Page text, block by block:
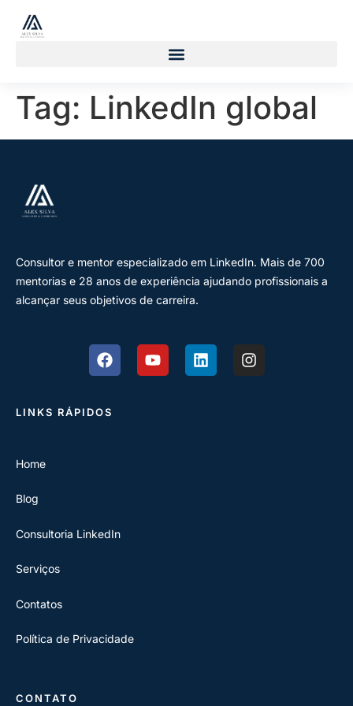
Tag: LinkedIn global
Consultor e mentor especializado em LinkedIn. Mais de 700
mentorias e 28 anos de experiência ajudando profissionais a
alcançar seus objetivos de carreira.
LINKS RÁPIDOS
Home
Blog
Consultoria LinkedIn
Serviços
Contatos
Política de Privacidade
CONTATO